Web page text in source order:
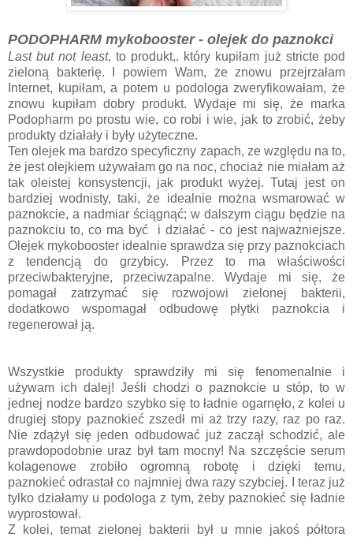
PODOPHARM mykobooster - olejek do paznokci
Last but not least, to produkt,. który kupiłam już stricte pod
zieloną bakterię. I powiem Wam, że znowu przejrzałam
Internet, kupiłam, a potem u podologa zweryfikowałam, że
znowu kupiłam dobry produkt. Wydaje mi się, że marka
Podopharm po prostu wie, co robi i wie, jak to zrobić, żeby
produkty działały i były użyteczne.
Ten olejek ma bardzo specyficzny zapach, ze względu na to,
że jest olejkiem używałam go na noc, chociaż nie miałam aż
tak oleistej konsystencji, jak produkt wyżej. Tutaj jest on
bardziej wodnisty, taki, że idealnie można wsmarować w
paznokcie, a nadmiar ściągnąć; w dalszym ciągu będzie na
paznokciu to, co ma być i działać - co jest najważniejsze.
Olejek mykobooster idealnie sprawdza się przy paznokciach
z tendencją do grzybicy. Przez to ma właściwości
przeciwbakteryjne, przeciwzapalne. Wydaje mi się, że
pomagał zatrzymać się rozwojowi zielonej bakterii,
dodatkowo wspomagał odbudowę płytki paznokcia i
regenerował ją.
Wszystkie produkty sprawdziły mi się fenomenalnie i
używam ich dalej! Jeśli chodzi o paznokcie u stóp, to w
jednej nodze bardzo szybko się to ładnie ogarnęło, z kolei u
drugiej stopy paznokieć zszedł mi aż trzy razy, raz po raz.
Nie zdążył się jeden odbudować już zaczął schodzić, ale
prawdopodobnie uraz był tam mocny! Na szczęście serum
kolagenowe zrobiło ogromną robotę i dzięki temu,
paznokieć odrastał co najmniej dwa razy szybciej. I teraz już
tylko działamy u podologa z tym, żeby paznokieć się ładnie
wyprostował.
Z kolei, temat zielonej bakterii był u mnie jakoś półtora